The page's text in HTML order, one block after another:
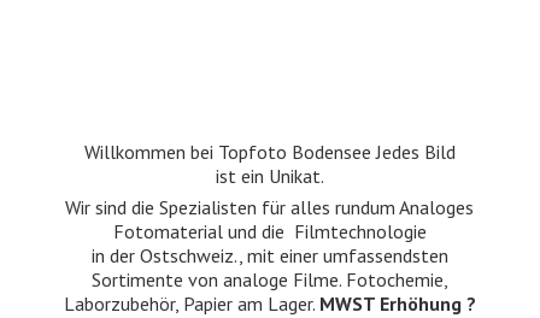
Willkommen bei Topfoto Bodensee Jedes Bild
ist ein Unikat.
Wir sind die Spezialisten für alles rundum Analoges
Fotomaterial und die Filmtechnologie
in der Ostschweiz., mit einer umfassendsten
Sortimente von analoge Filme. Fotochemie,
Laborzubehör, Papier am Lager. MWST Erhöhung ?